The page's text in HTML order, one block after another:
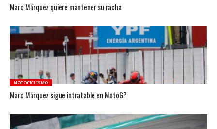
Marc Márquez quiere mantener su racha
MOTOCICLISMO
Marc Márquez sigue intratable en MotoGP